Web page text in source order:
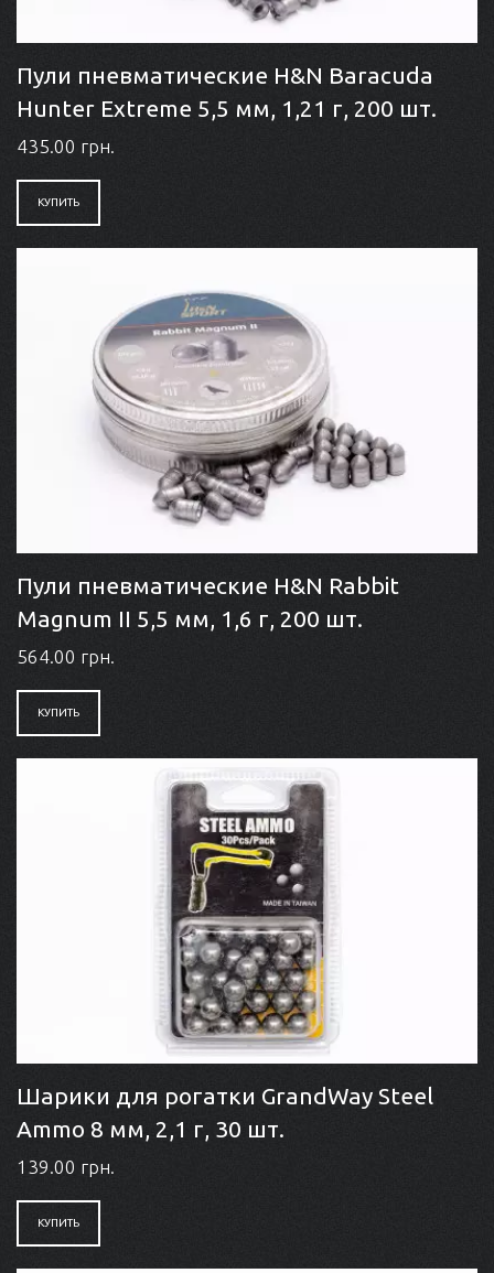
Пули пневматические H&N Baracuda
Hunter Extreme 5,5 мм, 1,21 г, 200 шт.
435.00 грн.
КУПИТЬ
Пули пневматические H&N Rabbit
Magnum II 5,5 мм, 1,6 г, 200 шт.
564.00 грн.
КУПИТЬ
Шарики для рогатки GrandWay Steel
Ammo 8 мм, 2,1 г, 30 шт.
139.00 грн.
КУПИТЬ